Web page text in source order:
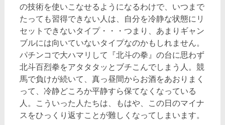
の技術を使いこなせるようになるわけで、いつまで
たっても習得できない人は、自分を冷静な状態にリ
セットできないタイプ・・・つまり、あまりギャン
ブルには向いていないタイプなのかもしれません。
パチンコで大ハマリして『北斗の拳』の台に思わず
北斗百烈拳をアタタタッとブチこんでしまう人。競
馬で負けが続いて、真っ昼間からお酒をあおりまく
って、冷静どころか平静すら保てなくなっている
人。こういった人たちは、もはや、この日のマイナ
スをひっくり返すことが難しくなってしまいます。